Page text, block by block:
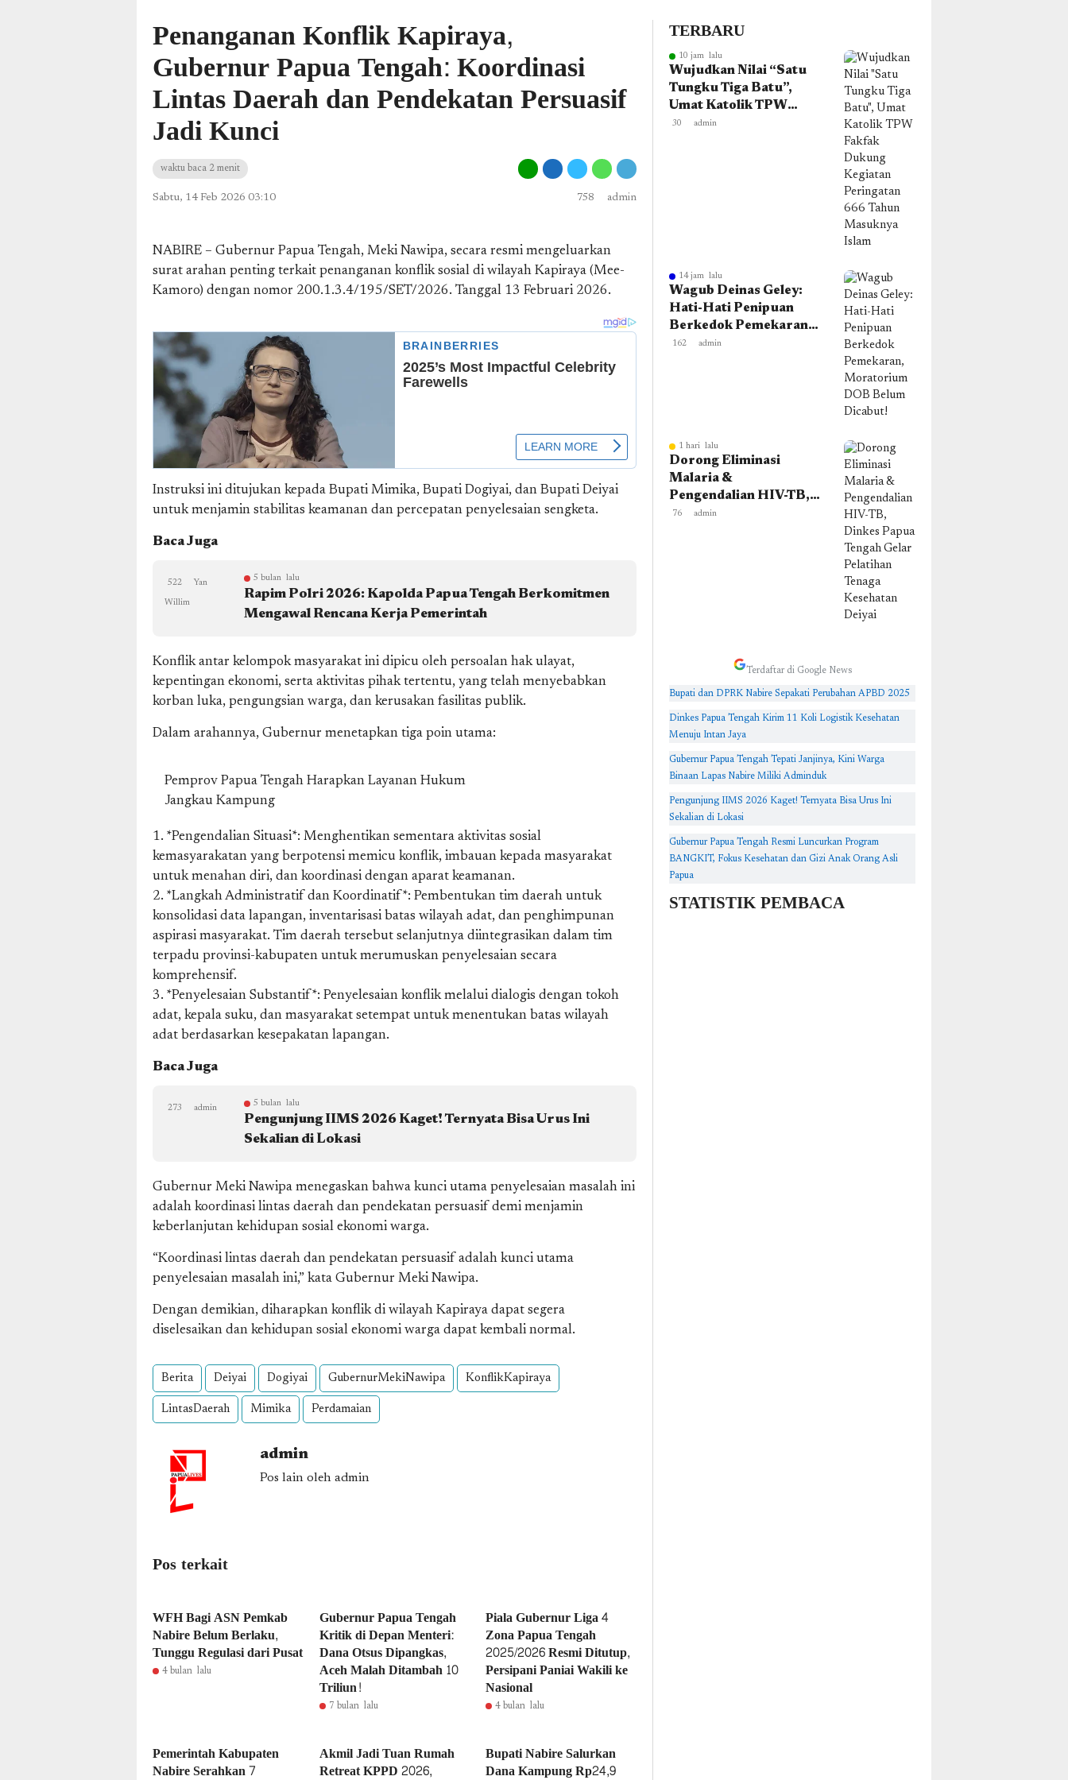
Penanganan Konflik Kapiraya,
Gubernur Papua Tengah: Koordinasi
Lintas Daerah dan Pendekatan Persuasif
Jadi Kunci
waktu baca 2 menit
Sabtu, 14 Feb 2026 03:10 758 admin
NABIRE – Gubernur Papua Tengah, Meki Nawipa, secara resmi mengeluarkan
surat arahan penting terkait penanganan konflik sosial di wilayah Kapiraya (Mee-
Kamoro) dengan nomor 200.1.3.4/195/SET/2026. Tanggal 13 Februari 2026.
Instruksi ini ditujukan kepada Bupati Mimika, Bupati Dogiyai, dan Bupati Deiyai
untuk menjamin stabilitas keamanan dan percepatan penyelesaian sengketa.
Baca Juga
5 bulan lalu
Rapim Polri 2026: Kapolda Papua Tengah Berkomitmen
Mengawal Rencana Kerja Pemerintah
522 Yan
Willim
Konflik antar kelompok masyarakat ini dipicu oleh persoalan hak ulayat,
kepentingan ekonomi, serta aktivitas pihak tertentu, yang telah menyebabkan
korban luka, pengungsian warga, dan kerusakan fasilitas publik.
Dalam arahannya, Gubernur menetapkan tiga poin utama:
Pemprov Papua Tengah Harapkan Layanan Hukum
Jangkau Kampung
1. *Pengendalian Situasi*: Menghentikan sementara aktivitas sosial
kemasyarakatan yang berpotensi memicu konflik, imbauan kepada masyarakat
untuk menahan diri, dan koordinasi dengan aparat keamanan.
2. *Langkah Administratif dan Koordinatif*: Pembentukan tim daerah untuk
konsolidasi data lapangan, inventarisasi batas wilayah adat, dan penghimpunan
aspirasi masyarakat. Tim daerah tersebut selanjutnya diintegrasikan dalam tim
terpadu provinsi-kabupaten untuk merumuskan penyelesaian secara
komprehensif.
3. *Penyelesaian Substantif*: Penyelesaian konflik melalui dialogis dengan tokoh
adat, kepala suku, dan masyarakat setempat untuk menentukan batas wilayah
adat berdasarkan kesepakatan lapangan.
Baca Juga
5 bulan lalu
Pengunjung IIMS 2026 Kaget! Ternyata Bisa Urus Ini
Sekalian di Lokasi
273 admin
Gubernur Meki Nawipa menegaskan bahwa kunci utama penyelesaian masalah ini
adalah koordinasi lintas daerah dan pendekatan persuasif demi menjamin
keberlanjutan kehidupan sosial ekonomi warga.
“Koordinasi lintas daerah dan pendekatan persuasif adalah kunci utama
penyelesaian masalah ini,” kata Gubernur Meki Nawipa.
Dengan demikian, diharapkan konflik di wilayah Kapiraya dapat segera
diselesaikan dan kehidupan sosial ekonomi warga dapat kembali normal.
Berita Deiyai Dogiyai GubernurMekiNawipa KonflikKapiraya
LintasDaerah Mimika Perdamaian
admin
Pos lain oleh admin
Pos terkait
WFH Bagi ASN Pemkab
Nabire Belum Berlaku,
Tunggu Regulasi dari Pusat
4 bulan lalu
Gubernur Papua Tengah
Kritik di Depan Menteri:
Dana Otsus Dipangkas,
Aceh Malah Ditambah 10
Triliun!
7 bulan lalu
Piala Gubernur Liga 4
Zona Papua Tengah
2025/2026 Resmi Ditutup,
Persipani Paniai Wakili ke
Nasional
4 bulan lalu
Pemerintah Kabupaten
Nabire Serahkan 7
Akmil Jadi Tuan Rumah
Retreat KPPD 2026,
Bupati Nabire Salurkan
Dana Kampung Rp24,9
TERBARU
10 jam lalu
Wujudkan Nilai “Satu
Tungku Tiga Batu”,
Umat Katolik TPW
Fakfak Dukung
30 admin
14 jam lalu
Wagub Deinas Geley:
Hati-Hati Penipuan
Berkedok Pemekaran,
Moratorium DOB
162 admin
1 hari lalu
Dorong Eliminasi
Malaria &
Pengendalian HIV-TB,
Dinkes Papua Tengah
76 admin
Terdaftar di Google News
Bupati dan DPRK Nabire Sepakati Perubahan APBD 2025
Dinkes Papua Tengah Kirim 11 Koli Logistik Kesehatan
Menuju Intan Jaya
Gubernur Papua Tengah Tepati Janjinya, Kini Warga
Binaan Lapas Nabire Miliki Adminduk
Pengunjung IIMS 2026 Kaget! Ternyata Bisa Urus Ini
Sekalian di Lokasi
Gubernur Papua Tengah Resmi Luncurkan Program
BANGKIT, Fokus Kesehatan dan Gizi Anak Orang Asli
Papua
STATISTIK PEMBACA